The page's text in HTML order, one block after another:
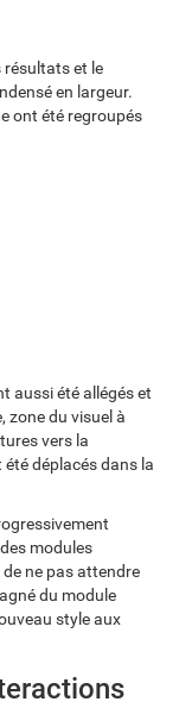
résultats et le
en largeur.
ont été regroupés
aussi été allégés et
zone du visuel à
vers la
déplacés dans la
modules
ne pas attendre
du module
style aux